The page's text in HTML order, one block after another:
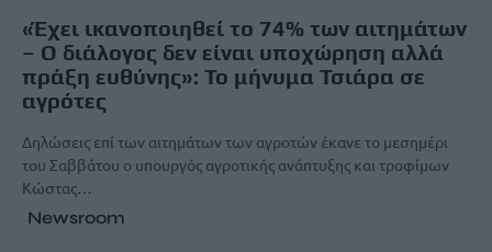
«Έχει ικανοποιηθεί το 74% των αιτημάτων
– Ο διάλογος δεν είναι υποχώρηση αλλά
πράξη ευθύνης»: Το μήνυμα Τσιάρα σε
αγρότες
Δηλώσεις επί των αιτημάτων των αγροτών έκανε το μεσημέρι
του Σαββάτου ο υπουργός αγροτικής ανάπτυξης και τροφίμων
Κώστας…
Newsroom